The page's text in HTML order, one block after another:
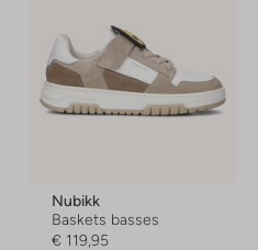
Nubikk
Baskets basses
€ 119,95